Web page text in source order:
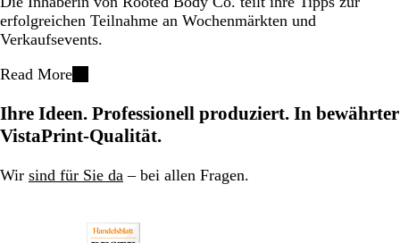
erfolgreichen Teilnahme an Wochenmärkten und
Verkaufsevents.
Read More
Ihre Ideen. Professionell produziert. In bewährter
VistaPrint-Qualität.
Wir sind für Sie da – bei allen Fragen.